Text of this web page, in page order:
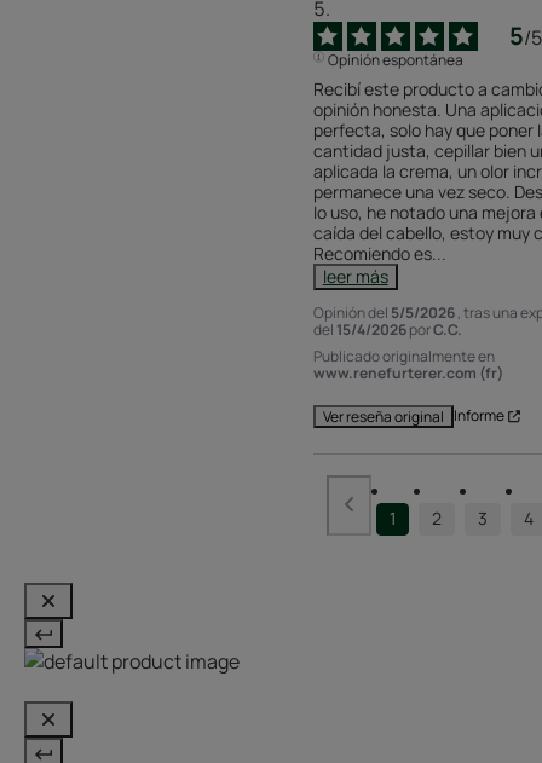
5/5
Opinión espontánea
Recibí este producto a
opinión honesta. Una
perfecta, solo hay que poner
cantidad justa, cepillar bien
aplicada la crema, un olor
permanece una vez seco.
lo uso, he notado una mejora
caída del cabello, estoy muy
Recomiendo es...
leer más
Opinión del 5/5/2026, tras una
del 15/4/2026porC.C.
Publicado originalmente en
www.renefurterer.com (fr)
Ver reseña original Informe
1 2 3 4